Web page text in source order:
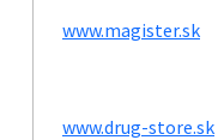
www.magister.sk
www.drug-store.sk